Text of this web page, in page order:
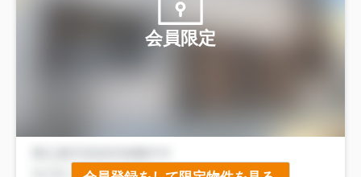
会員限定